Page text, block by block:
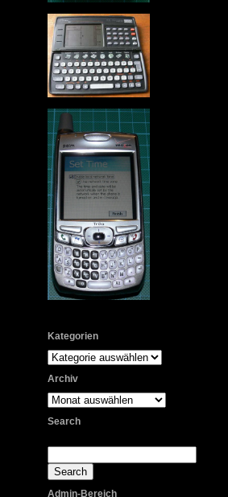
Kategorien
Kategorien
Archiv
Archiv
Search
Admin-Bereich